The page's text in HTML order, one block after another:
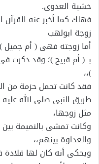
خشية العدوى.
فهلك كما أخبر عنه
زوجة ابولهب
أما زوجته فهى ( أم جميل
بـ ( أم قبيح )؛ وقد ذكرت
)،،
فقد كانت تحمل حزمة من
طريق النبى صلى الله
مثل زوجها،
وكانت تمشى بالنميمة بين
والعداوة بينهم،،
ويحكى أنه كان لها قلادة